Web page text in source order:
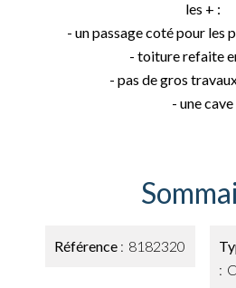
les + :
- un passage coté pour les
- toiture refaite
- pas de gros
- une cave
Référence 8182320